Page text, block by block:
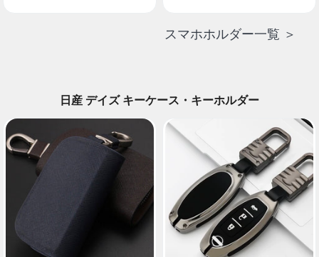
スマホホルダー一覧 ＞
日産 デイズ キーケース・キーホルダー